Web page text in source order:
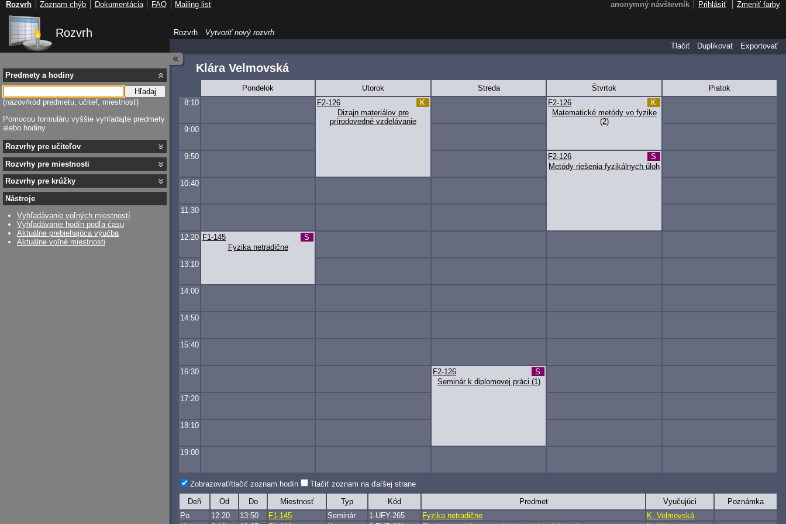
Rozvrh
Klára Velmovská
Pondelok Utorok Streda Štvrtok
Piatok
8:10
Dizajn materiálov pre
prírodovedné vzdelávanie
F2-126
K
Matematické metódy vo fyzike
(2)
F2-126 K
9:00
9:50
Metódy riešenia fyzikálnych úloh
F2-126 S
10:40
11:30
12:20
Fyzika netradične
F1-145 S
13:10
14:00
14:50
15:40
16:30
Seminár k diplomovej práci (1)
F2-126 S
17:20
18:10
19:00
Zobrazovať/tlačiť zoznam hodín Tlačiť zoznam na ďaľšej strane
Deň Od Do Miestnosť Typ Kód Predmet Vyučujúci
Poznámka
Po
12:20 13:50 F1-145 Seminár 1-UFY-265 Fyzika netradične
K. Velmovská
Predmety a hodiny
Hľadaj
(názov/kód predmetu, učiteľ, miestnosť)
Pomocou formuláru vyššie vyhľadajte predmety
alebo hodiny
Rozvrhy pre učiteľov
Rozvrhy pre miestnosti
Rozvrhy pre krúžky
Nástroje
Vyhľadávanie voľných miestností
Vyhľadávanie hodín podľa času
Aktuálne prebiehajúca výučba
Aktuálne voľné miestnosti
Rozvrh
Vytvoriť nový rozvrh
Tlačiť
Duplikovať Exportovať
anonymný návštevník Prihlásiť Zmeniť farby
Rozvrh Zoznam chýb Dokumentácia FAQ Mailing list